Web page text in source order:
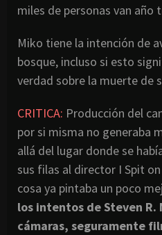
miles de personas van año
Miko tiene la intención de
bosque, incluso si esto
verdad sobre la muerte de
CRITICA: Producción del
por si misma no generaba
allá del lugar donde se
sus filas al director I Spit on
cosa ya pintaba un poco
los intentos de Steven R.
cámaras, seguramente